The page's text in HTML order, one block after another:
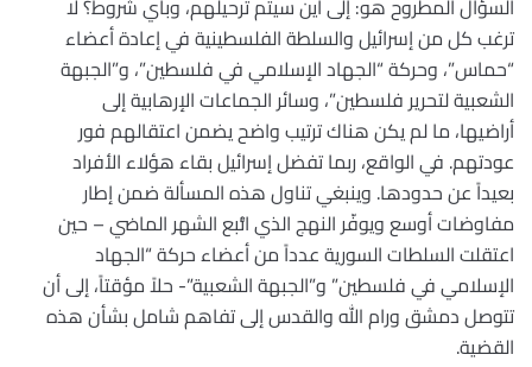
السؤال المطروح هو: إلى أين سيتم ترحيلهم، وبأي شروط؟ لا
ترغب كل من إسرائيل والسلطة الفلسطينية في إعادة أعضاء
“حماس”، وحركة “الجهاد الإسلامي في فلسطين”، و”الجبهة
الشعبية لتحرير فلسطين”، وسائر الجماعات الإرهابية إلى
أراضيها، ما لم يكن هناك ترتيب واضح يضمن اعتقالهم فور
عودتهم. في الواقع، ربما تفضل إسرائيل بقاء هؤلاء الأفراد
بعيداً عن حدودها. وينبغي تناول هذه المسألة ضمن إطار
مفاوضات أوسع ويوفّر النهج الذي اتُّبع الشهر الماضي – حين
اعتقلت السلطات السورية عدداً من أعضاء حركة “الجهاد
الإسلامي في فلسطين” و”الجبهة الشعبية”- حلاً مؤقتاً، إلى أن
تتوصل دمشق ورام الله والقدس إلى تفاهم شامل بشأن هذه
القضية.